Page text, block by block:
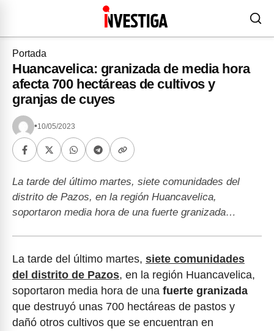
Portada
Huancavelica: granizada de media hora
afecta 700 hectáreas de cultivos y
granjas de cuyes
•10/05/2023
La tarde del último martes, siete comunidades del
distrito de Pazos, en la región Huancavelica,
soportaron media hora de una fuerte granizada…
La tarde del último martes, siete comunidades
del distrito de Pazos, en la región Huancavelica,
soportaron media hora de una fuerte granizada
que destruyó unas 700 hectáreas de pastos y
dañó otros cultivos que se encuentran en